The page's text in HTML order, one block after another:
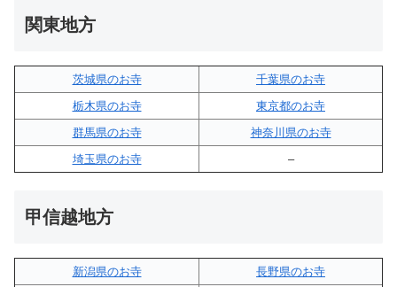
関東地方
茨城県のお寺
千葉県のお寺
栃木県のお寺
東京都のお寺
群馬県のお寺
神奈川県のお寺
埼玉県のお寺
–
甲信越地方
新潟県のお寺
長野県のお寺